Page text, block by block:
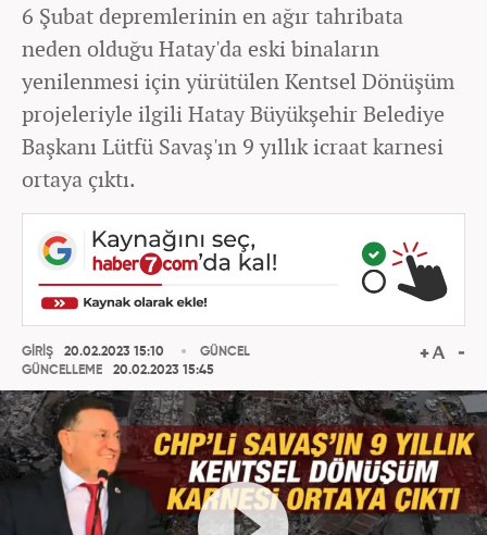
6 Şubat depremlerinin en ağır tahribata
neden olduğu Hatay'da eski binaların
yenilenmesi için yürütülen Kentsel Dönüşüm
projeleriyle ilgili Hatay Büyükşehir Belediye
Başkanı Lütfü Savaş'ın 9 yıllık icraat karnesi
ortaya çıktı.
GİRİŞ
20.02.2023 15:10
GÜNCELLEME
20.02.2023 15:45
GÜNCEL